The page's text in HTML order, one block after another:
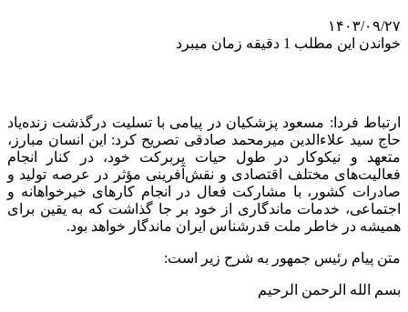
۱۴۰۳/۰۹/۲۷
خواندن این مطلب 1 دقیقه زمان میبرد
ارتباط فردا: مسعود پزشکیان در پیامی با تسلیت درگذشت زنده‌یاد
حاج سید علاءالدین میرمحمد صادقی تصریح کرد: این انسان مبارز،
متعهد و نیکوکار در طول حیات پربرکت خود، در کنار انجام
فعالیت‌های مختلف اقتصادی و نقش‌آفرینی مؤثر در عرصه تولید و
صادرات کشور، با مشارکت فعال در انجام کارهای خیرخواهانه و
اجتماعی، خدمات ماندگاری از خود بر جا گذاشت که به یقین برای
همیشه در خاطر ملت قدرشناس ایران ماندگار خواهد بود.
متن پیام رئیس جمهور به شرح زیر است:
بسم الله الرحمن الرحیم